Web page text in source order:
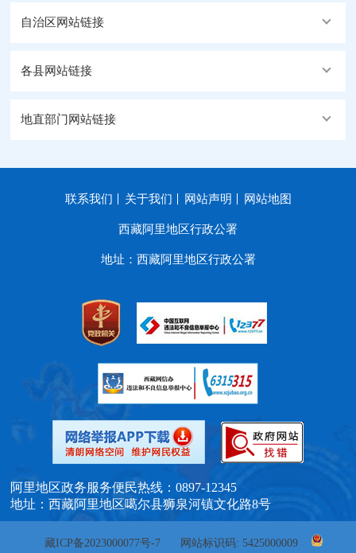
自治区网站链接
各县网站链接
地直部门网站链接
联系我们 关于我们 网站声明 网站地图
西藏阿里地区行政公署
地址：西藏阿里地区行政公署
阿里地区政务服务便民热线：0897-12345
地址：西藏阿里地区噶尔县狮泉河镇文化路8号
藏ICP备2023000077号-7 网站标识码: 5425000009